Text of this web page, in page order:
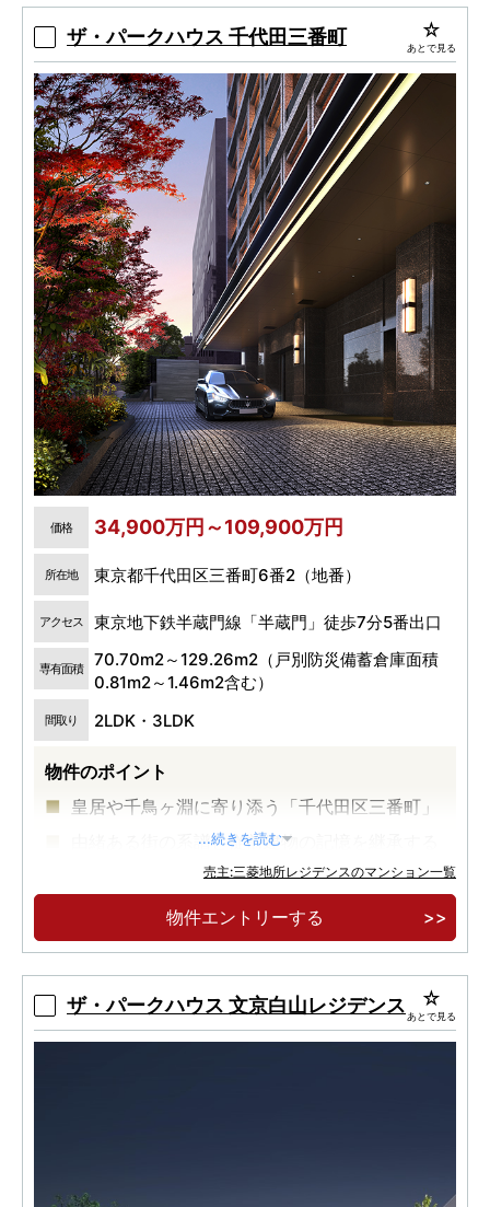
ザ・パークハウス 千代田三番町 あとで見る
価格 34,900万円～109,900万円
所在地 東京都千代田区三番町6番2（地番）
アクセス 東京地下鉄半蔵門線「半蔵門」徒歩7分5番出口
専有面積
70.70m2～129.26m2（戸別防災備蓄倉庫面積
0.81m2～1.46m2含む）
間取り 2LDK・3LDK
物件のポイント
皇居や千鳥ヶ淵に寄り添う「千代田区三番町」
由緒ある街の系譜と従前建物の記憶を継承する
千鳥ヶ淵の桜や水景など、季節ごとに移りゆく
自然の潤いを身近にするロケーション。
...続きを読む
売主:三菱地所レジデンスのマンション一覧
物件エントリーする
ザ・パークハウス 文京白山レジデンス あとで見る